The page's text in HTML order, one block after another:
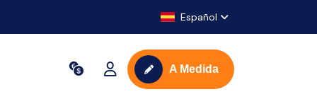
Español
A Medida